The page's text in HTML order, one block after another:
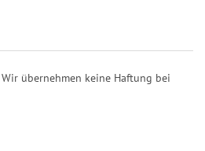
übernehmen keine Haftung bei